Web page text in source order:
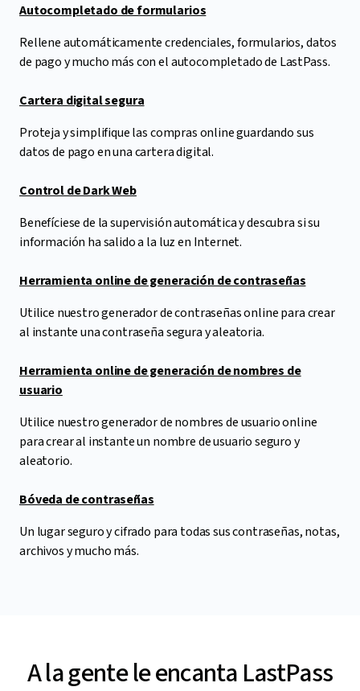
Autocompletado de formularios
Rellene automáticamente credenciales, formularios, datos
de pago y mucho más con el autocompletado de LastPass.
Cartera digital segura
Proteja y simplifique las compras online guardando sus
datos de pago en una cartera digital.
Control de Dark Web
Benefíciese de la supervisión automática y descubra si su
información ha salido a la luz en Internet.
Herramienta online de generación de contraseñas
Utilice nuestro generador de contraseñas online para crear
al instante una contraseña segura y aleatoria.
Herramienta online de generación de nombres de
usuario
Utilice nuestro generador de nombres de usuario online
para crear al instante un nombre de usuario seguro y
aleatorio.
Bóveda de contraseñas
Un lugar seguro y cifrado para todas sus contraseñas, notas,
archivos y mucho más.
A la gente le encanta LastPass